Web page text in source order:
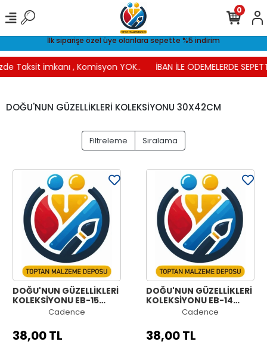
İlk siparişe özel üye olanlara sepette %5 indirim
Taksit imkanı , Komisyon YOK.. İBAN İLE ÖDEMELERDE
0
DOĞU'NUN GÜZELLİKLERİ KOLEKSİYONU 30X42CM
Filtreleme Sıralama
DOĞU'NUN GÜZELLİKLERİ
KOLEKSİYONU EB-15
30X42CMCadence
38,00 TL
DOĞU'NUN GÜZELLİKLERİ
KOLEKSİYONU EB-14
30X42CMCadence
38,00 TL